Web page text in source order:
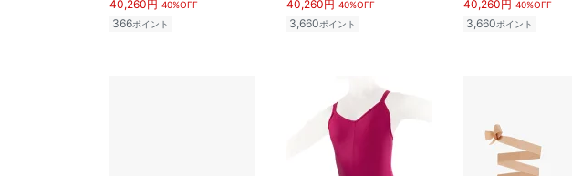
40,260円 40%OFF
366ポイント
40,260円 40%OFF
3,660ポイント
40,260円 40%OFF
3,660ポイント